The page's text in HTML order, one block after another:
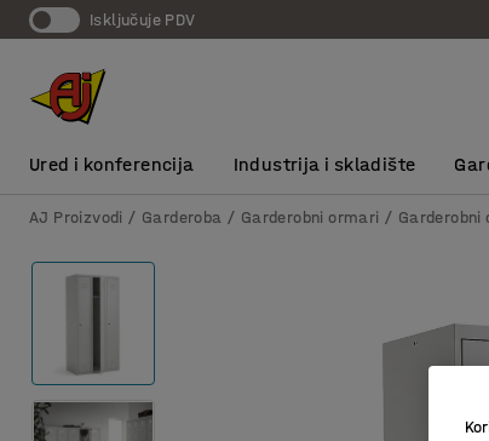
Isključuje PDV
Ured i konferencija Industrija i skladište
AJ Proizvodi Garderoba Garderobni ormari Garderobni